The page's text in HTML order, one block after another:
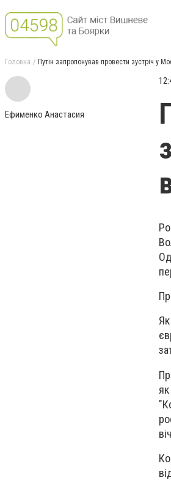
Головна Путін запропонував провести зустріч у
Ефименко Анастасия